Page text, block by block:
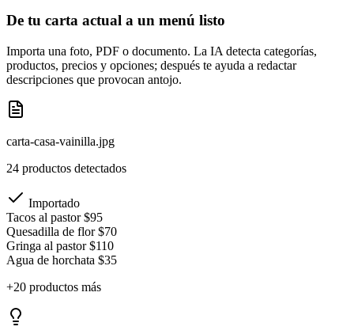
De tu carta actual a un menú listo
Importa una foto, PDF o documento. La IA detecta categorías,
productos, precios y opciones; después te ayuda a redactar
descripciones que provocan antojo.
carta-casa-vainilla.jpg
24 productos detectados
Importado
Tacos al pastor $95
Quesadilla de flor $70
Gringa al pastor $110
Agua de horchata $35
+20 productos más